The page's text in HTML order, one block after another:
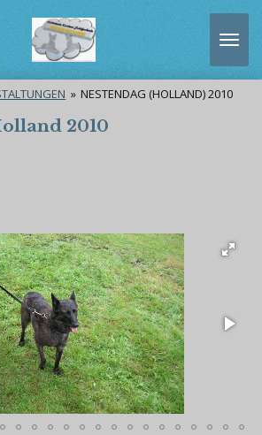
» NESTENDAG (HOLLAND) 2010
2010